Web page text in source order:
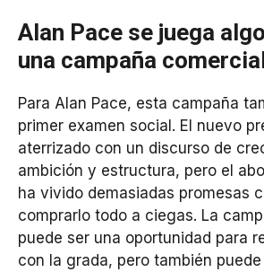
Alan Pace se juega
una campaña
Para Alan Pace, esta campaña
primer examen social. El nuevo
aterrizado con un discurso de
ambición y estructura, pero el
ha vivido demasiadas promesas
comprarlo todo a ciegas. La
puede ser una oportunidad para
con la grada, pero también